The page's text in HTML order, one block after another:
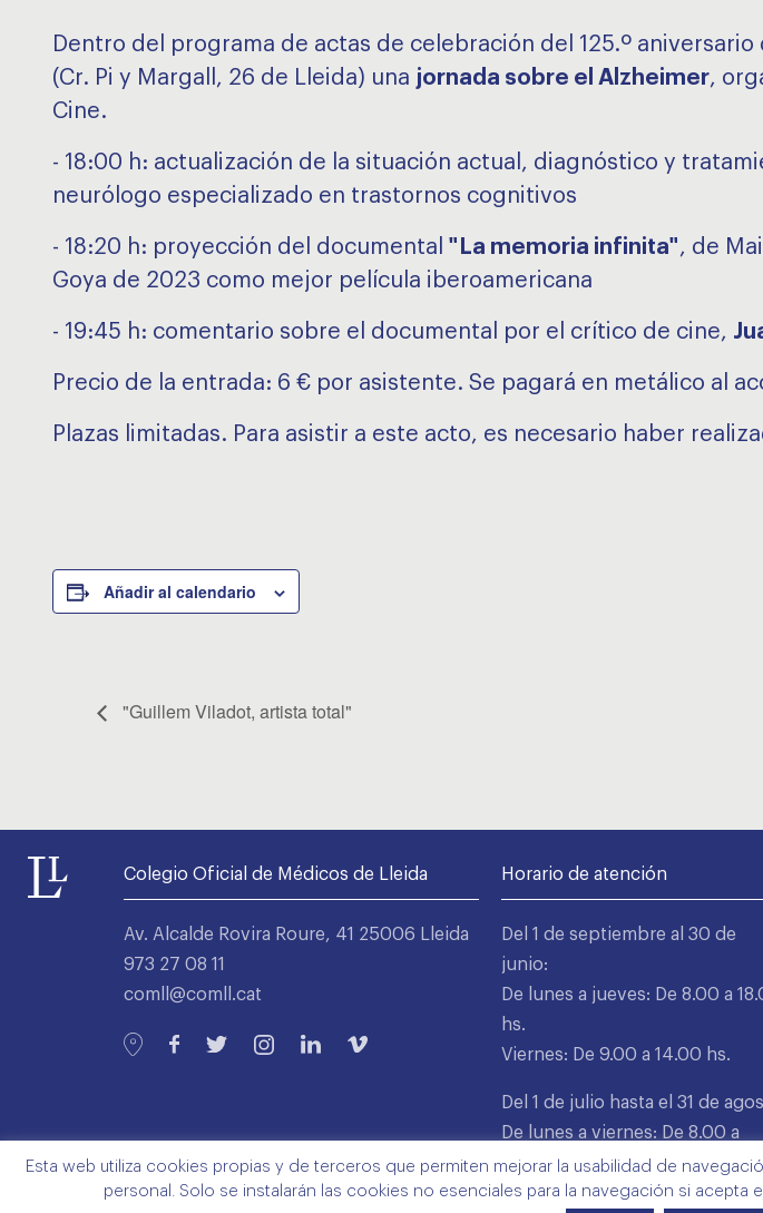
Dentro del programa de actas de celebración del 125.º
(Cr. Pi y Margall, 26 de Lleida) una jornada sobre el Alzheimer,
Cine.
- 18:00 h: actualización de la situación actual, diagnóstico y
neurólogo especializado en trastornos cognitivos
- 18:20 h: proyección del documental "La memoria infinita", de
Goya de 2023 como mejor película iberoamericana
- 19:45 h: comentario sobre el documental por el crítico de cine,
Precio de la entrada: 6 € por asistente. Se pagará en metálico al
Plazas limitadas. Para asistir a este acto, es necesario haber
Añadir al calendario
"Guillem Viladot, artista total"
Colegio Oficial de Médicos de Lleida
Av. Alcalde Rovira Roure, 41 25006 Lleida
973 27 08 11
comll@comll.cat
Horario de atención
Del 1 de septiembre al 30 de
junio:
De lunes a jueves: De 8.00 a
hs.
Viernes: De 9.00 a 14.00 hs.
Del 1 de julio hasta el 31 de
De lunes a viernes: De 8.00 a
15.00 hs.
Esta web utiliza cookies propias y de terceros que permiten mejorar la usabilidad de
personal. Solo se instalarán las cookies no esenciales para la navegación si acepta